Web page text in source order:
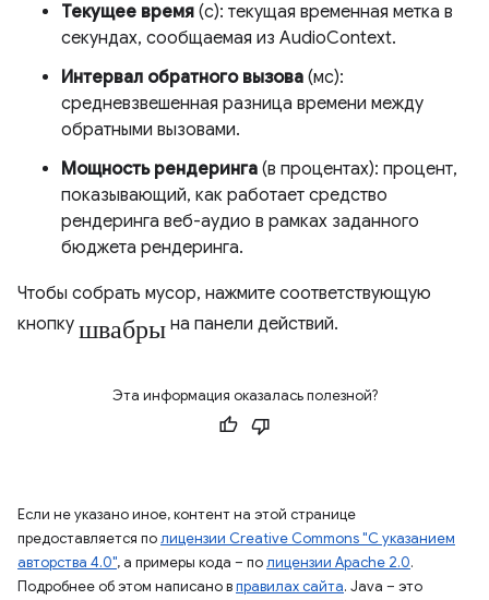
Текущее время (с): текущая временная метка в
секундах, сообщаемая из AudioContext.
Интервал обратного вызова (мс):
средневзвешенная разница времени между
обратными вызовами.
Мощность рендеринга (в процентах): процент,
показывающий, как работает средство
рендеринга веб-аудио в рамках заданного
бюджета рендеринга.
Чтобы собрать мусор, нажмите соответствующую
кнопку швабры на панели действий.
Эта информация оказалась полезной?
Если не указано иное, контент на этой странице
предоставляется полицензии Creative Commons "С указанием
авторства 4.0", а примеры кода – полицензии Apache 2.0.
Подробнее об этом написано вправилах сайта. Java – это